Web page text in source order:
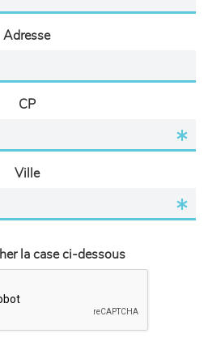
Adresse
CP
Ville
la case ci-dessous